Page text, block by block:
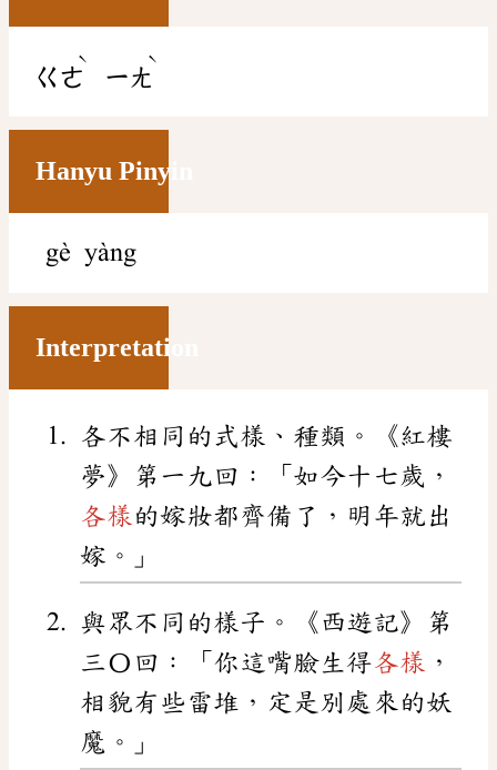
ㄍㄜ
ˋ
ㄧㄤ
ˋ
Hanyu Pinyin
gè yàng
Interpretation
各不相同的式樣、種類。《紅樓
夢》第一九回：「如今十七歲，
各樣 的嫁妝都齊備了，明年就出
嫁。」
與眾不同的樣子。《西遊記》第
三〇回：「你這嘴臉生得各樣 ，
相貌有些雷堆，定是別處來的妖
魔。」